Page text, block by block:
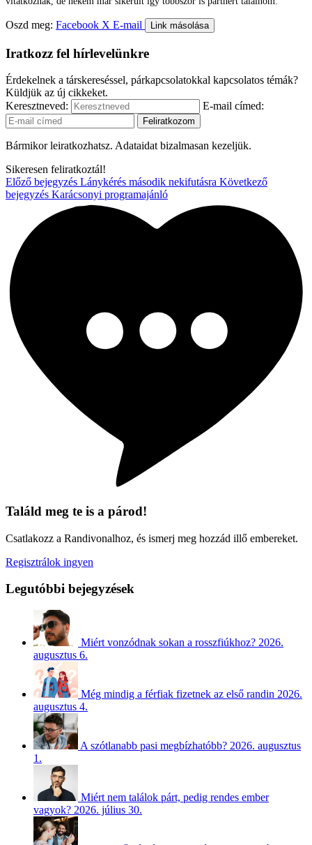
Oszd meg: Facebook X E-mail Link másolása
Iratkozz fel hírlevelünkre
Érdekelnek a társkereséssel, párkapcsolatokkal kapcsolatos témák?
Küldjük az új cikkeket.
Keresztneved:
E-mail címed:
Bármikor leiratkozhatsz. Adataidat bizalmasan kezeljük.
Sikeresen feliratkoztál!
Előző bejegyzés Lánykérés második nekifutásra Következő
bejegyzés Karácsonyi programajánló
Találd meg te is a párod!
Csatlakozz a Randivonalhoz, és ismerj meg hozzád illő embereket.
Regisztrálok ingyen
Legutóbbi bejegyzések
Miért vonzódnak sokan a rosszfiúkhoz? 2026.
augusztus 6.
Még mindig a férfiak fizetnek az első randin 2026.
augusztus 4.
A szótlanabb pasi megbízhatóbb? 2026. augusztus
1.
Miért nem találok párt, pedig rendes ember
vagyok? 2026. július 30.